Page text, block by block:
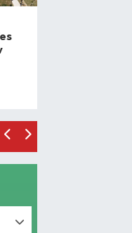
oldu: Hedef
ile motosiklet çarpıştı:
trafik kazası: 2